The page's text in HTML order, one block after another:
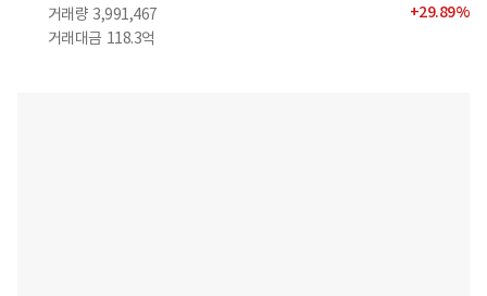
거래량 3,991,467
거래대금 118.3억
+29.89%